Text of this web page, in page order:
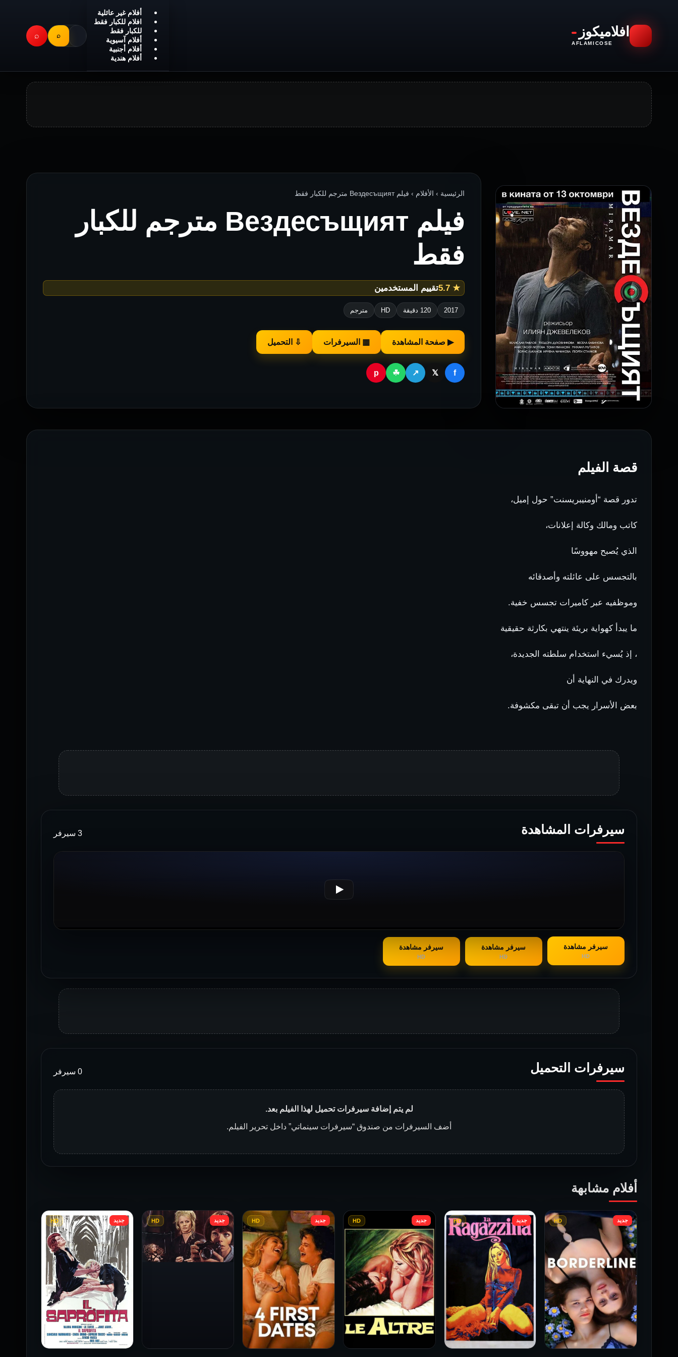
افلاميكوز
AFLAMICOSE
أفلام غير عائلية
افلام للكبار فقط
للكبار فقط
أفلام آسيوية
أفلام أجنبية
أفلام هندية
⌕
⌕
الرئيسية › الأفلام › فيلم Вездесъщият مترجم للكبار فقط
فيلم Вездесъщият مترجم للكبار
فقط
★ 5.7 تقييم المستخدمين
2017 120 دقيقة HD مترجم
▶ صفحة المشاهدة ▦ السيرفرات ⇩ التحميل
f
𝕏
↗
☘
p
قصة الفيلم
تدور قصة “أومنيبريسنت” حول إميل،
كاتب ومالك وكالة إعلانات،
الذي يُصبح مهووسًا
بالتجسس على عائلته وأصدقائه
وموظفيه عبر كاميرات تجسس خفية.
ما يبدأ كهواية بريئة ينتهي بكارثة حقيقية
، إذ يُسيء استخدام سلطته الجديدة،
ويدرك في النهاية أن
بعض الأسرار يجب أن تبقى مكشوفة.
سيرفرات المشاهدة 3 سيرفر
سيرفر مشاهدة
HD
سيرفر مشاهدة
HD
سيرفر مشاهدة
HD
سيرفرات التحميل 0 سيرفر
لم يتم إضافة سيرفرات تحميل لهذا الفيلم بعد.
أضف السيرفرات من صندوق “سيرفرات سينماتي” داخل تحرير الفيلم.
أفلام مشابهة
جديد HD جديد HD جديد HD جديد HD جديد HD جديد HD